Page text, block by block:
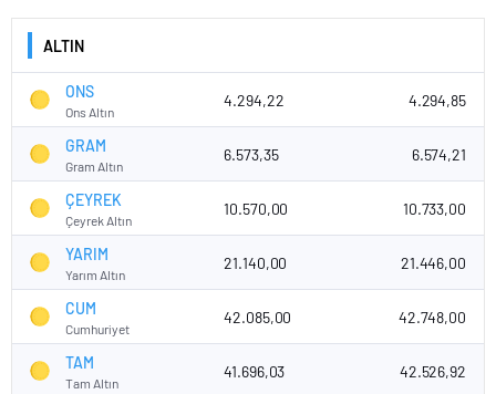
ALTIN
ONS
Ons Altın
4.294,22 4.294,85
GRAM
Gram Altın
6.573,35 6.574,21
ÇEYREK
Çeyrek Altın
10.570,00 10.733,00
YARIM
Yarım Altın
21.140,00 21.446,00
CUM
Cumhuriyet
42.085,00 42.748,00
TAM
Tam Altın
41.696,03 42.526,92